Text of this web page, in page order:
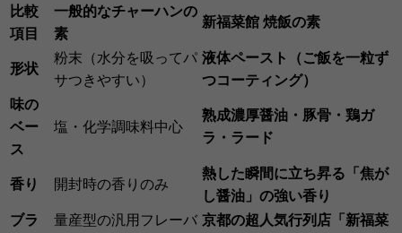
比較
項目
一般的なチャーハンの
素
新福菜館 焼飯の素
形状
粉末（水分を吸ってパ
サつきやすい）
液体ペースト（ご飯を一粒ず
つコーティング）
味の
ベー
ス
塩・化学調味料中心
熟成濃厚醤油・豚骨・鶏ガ
ラ・ラード
香り 開封時の香りのみ
熱した瞬間に立ち昇る「焦が
し醤油」の強い香り
ブラ
量産型の汎用フレーバ 京都の超人気行列店「新福菜